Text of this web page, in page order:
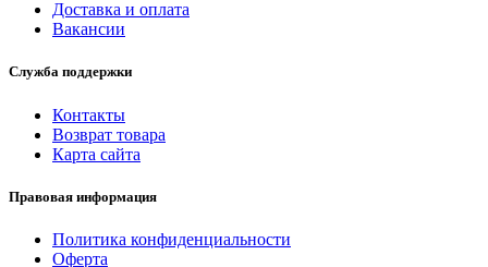
Доставка и оплата
Вакансии
Служба поддержки
Контакты
Возврат товара
Карта сайта
Правовая информация
Политика конфиденциальности
Оферта